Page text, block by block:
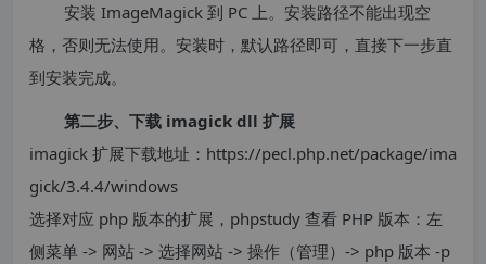
安装 ImageMagick 到 PC 上。安装路径不能出现空
格，否则无法使用。安装时，默认路径即可，直接下一步直
到安装完成。
第二步、下载 imagick dll 扩展
imagick 扩展下载地址：https://pecl.php.net/package/ima
gick/3.4.4/windows
选择对应 php 版本的扩展，phpstudy 查看 PHP 版本：左
侧菜单 -> 网站 -> 选择网站 -> 操作（管理）-> php 版本 -p